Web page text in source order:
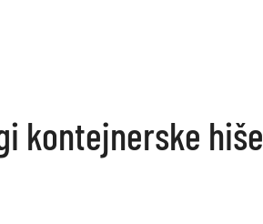
kontejnerske hiše